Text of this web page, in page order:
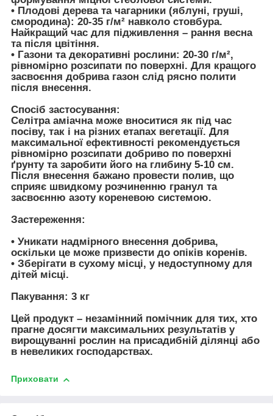
• Плодові дерева та чагарники (яблуні, груші,
смородина): 20-35 г/м² навколо стовбура.
Найкращий час для підживлення – рання весна
та після цвітіння.
• Газони та декоративні рослини: 20-30 г/м²,
рівномірно розсипати по поверхні. Для кращого
засвоєння добрива газон слід рясно полити
після внесення.
Спосіб застосування:
Селітра аміачна може вноситися як під час
посіву, так і на різних етапах вегетації. Для
максимальної ефективності рекомендується
рівномірно розсипати добриво по поверхні
ґрунту та заробити його на глибину 5-10 см.
Після внесення бажано провести полив, що
сприяє швидкому розчиненню гранул та
засвоєнню азоту кореневою системою.
Застереження:
• Уникати надмірного внесення добрива,
оскільки це може призвести до опіків коренів.
• Зберігати в сухому місці, у недоступному для
дітей місці.
Пакування: 3 кг
Цей продукт – незамінний помічник для тих, хто
прагне досягти максимальних результатів у
вирощуванні рослин на присадибній ділянці або
в невеликих господарствах.
Приховати